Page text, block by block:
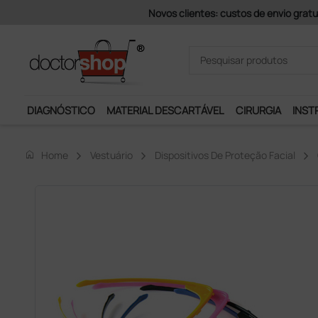
Pagamentos
DIAGNÓSTICO MATERIAL DESCARTÁVEL CIRURGIA
home Home Vestuário Dispositivos De Proteção Facial